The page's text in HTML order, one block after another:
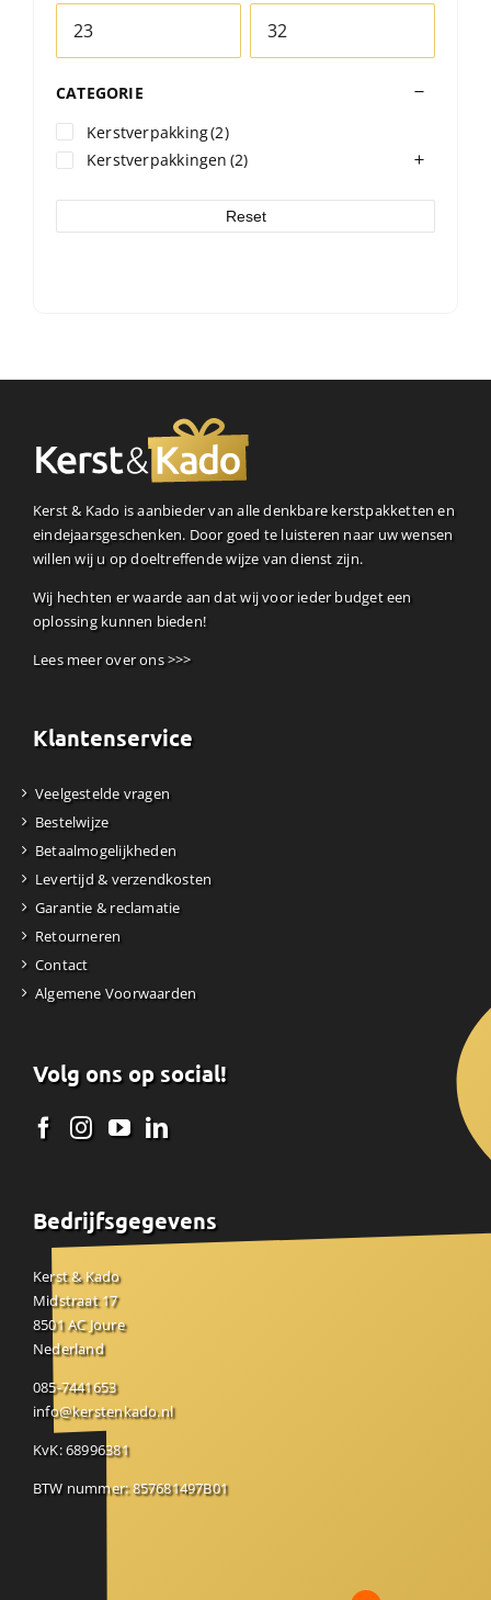
CATEGORIE
Kerstverpakking(2)
Kerstverpakkingen (2)
Reset
Kerst & Kado is aanbieder van alle denkbare kerstpakketten en
eindejaarsgeschenken. Door goed te luisteren naar uw wensen
willen wij u op doeltreffende wijze van dienst zijn.
Wij hechten er waarde aan dat wij voor ieder budget een
oplossing kunnen bieden!
Lees meer over ons >>>
Klantenservice
Veelgestelde vragen
Bestelwijze
Betaalmogelijkheden
Levertijd & verzendkosten
Garantie & reclamatie
Retourneren
Contact
Algemene Voorwaarden
Volg ons op social!
Bedrijfsgegevens
Kerst & Kado
Midstraat 17
8501 AC Joure
Nederland
085-7441653
info@kerstenkado.nl
KvK: 68996381
BTW nummer: 857681497B01